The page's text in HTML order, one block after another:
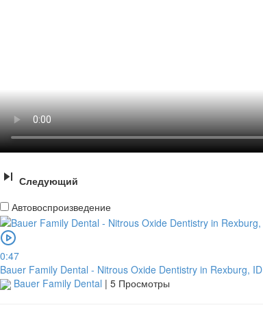
Следующий
Автовоспроизведение
0:47
Bauer Family Dental - Nitrous Oxide Dentistry in Rexburg, ID
Bauer Family Dental | 5 Просмотры